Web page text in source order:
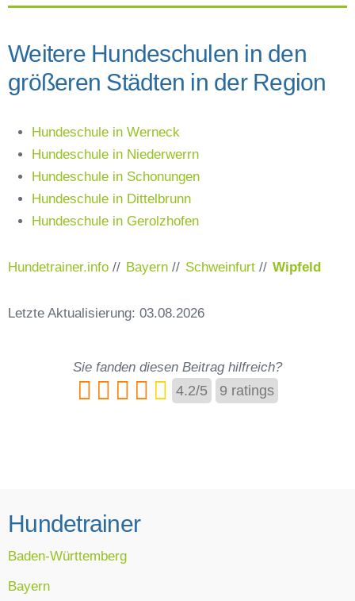
Weitere Hundeschulen in den
größeren Städten in der Region
Hundeschule in Werneck
Hundeschule in Niederwerrn
Hundeschule in Schonungen
Hundeschule in Dittelbrunn
Hundeschule in Gerolzhofen
Hundetrainer.info // Bayern // Schweinfurt // Wipfeld
Letzte Aktualisierung: 03.08.2026
Sie fanden diesen Beitrag hilfreich?
4.2/5 9 ratings
Hundetrainer
Baden-Württemberg
Bayern